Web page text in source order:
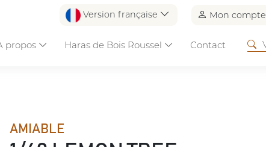
Version française Mon compte
propos Haras de Bois Roussel Contact
AMIABLE